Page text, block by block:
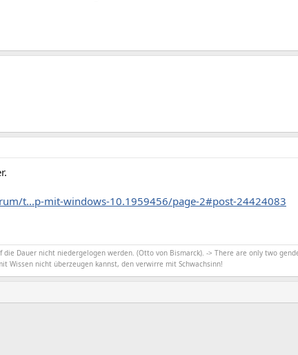
t...p-mit-windows-10.1959456/page-2#post-24424083
die Dauer nicht niedergelogen werden. (Otto von Bismarck). -> There are only two
Wissen nicht überzeugen kannst, den verwirre mit Schwachsinn!